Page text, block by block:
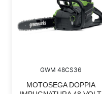
GWM 48CS36
MOTOSEGA DOPPIA